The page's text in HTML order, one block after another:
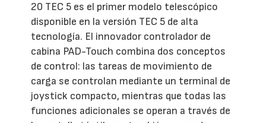
20 TEC 5 es el primer modelo telescópico
disponible en la versión TEC 5 de alta
tecnología. El innovador controlador de
cabina PAD-Touch combina dos conceptos
de control: las tareas de movimiento de
carga se controlan mediante un terminal de
joystick compacto, mientras que todas las
funciones adicionales se operan a través de